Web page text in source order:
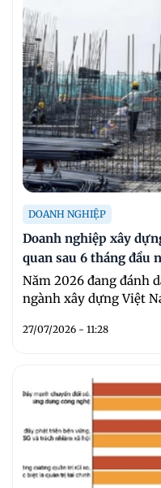
DOANH NGHIỆP
Doanh nghiệp xây
quan sau 6 tháng đầu
Năm 2026 đang đánh
ngành xây dựng Việt
27/07/2026 - 11:28